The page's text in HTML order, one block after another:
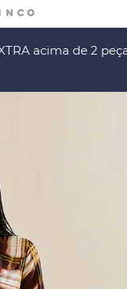
SHOPPER.
acima de 2